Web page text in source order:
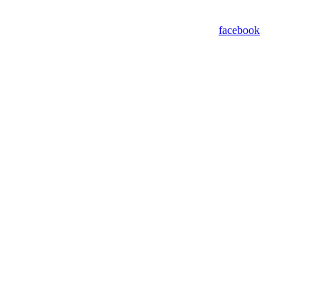
facebook